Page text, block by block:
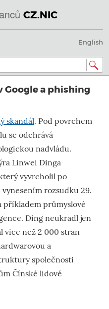
CZ.NIC
English
Google a phishing
skandál. Pod povrchem
se odehrává
nadvládu.
Linwei Dinga
vyvrcholil po
vynesením rozsudku 29.
příkladem průmyslové
Ding neukradl jen
více než 2 000 stran
a
společnosti
Čínské lidové